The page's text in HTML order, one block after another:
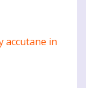
accutane in